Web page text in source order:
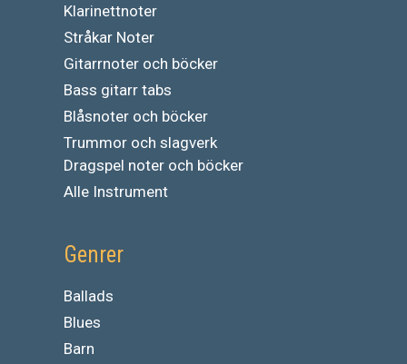
Klarinettnoter
Stråkar Noter
Gitarrnoter och böcker
Bass gitarr tabs
Blåsnoter och böcker
Trummor och slagverk
Dragspel noter och böcker
Alle Instrument
Genrer
Ballads
Blues
Barn